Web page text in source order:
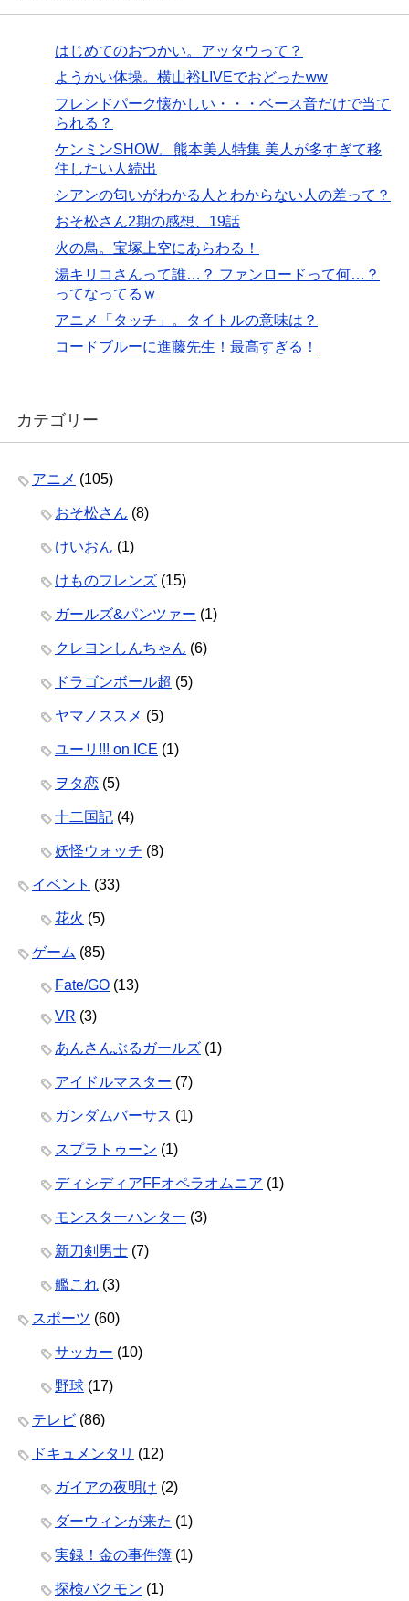
はじめてのおつかい。アッタウって？
ようかい体操。横山裕LIVEでおどったww
フレンドパーク懐かしい・・・ベース音だけで当て
られる？
ケンミンSHOW。熊本美人特集 美人が多すぎて移
住したい人続出
シアンの匂いがわかる人とわからない人の差って？
おそ松さん2期の感想、19話
火の鳥。宝塚上空にあらわる！
湯キリコさんって誰…？ ファンロードって何…？
ってなってるｗ
アニメ「タッチ」。タイトルの意味は？
コードブルーに進藤先生！最高すぎる！
カテゴリー
アニメ (105)
おそ松さん (8)
けいおん (1)
けものフレンズ (15)
ガールズ&パンツァー (1)
クレヨンしんちゃん (6)
ドラゴンボール超 (5)
ヤマノススメ (5)
ユーリ!!! on ICE (1)
ヲタ恋 (5)
十二国記 (4)
妖怪ウォッチ (8)
イベント (33)
花火 (5)
ゲーム (85)
Fate/GO (13)
VR (3)
あんさんぶるガールズ (1)
アイドルマスター (7)
ガンダムバーサス (1)
スプラトゥーン (1)
ディシディアFFオペラオムニア (1)
モンスターハンター (3)
新刀剣男士 (7)
艦これ (3)
スポーツ (60)
サッカー (10)
野球 (17)
テレビ (86)
ドキュメンタリ (12)
ガイアの夜明け (2)
ダーウィンが来た (1)
実録！金の事件簿 (1)
探検バクモン (1)